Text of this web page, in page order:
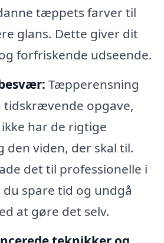
tæppets farver til
glans. Dette giver dit
forfriskende udseende.
Tæpperensning
tidskrævende opgave,
har de rigtige
viden, der skal til.
det til professionelle i
du spare tid og undgå
at gøre det selv.